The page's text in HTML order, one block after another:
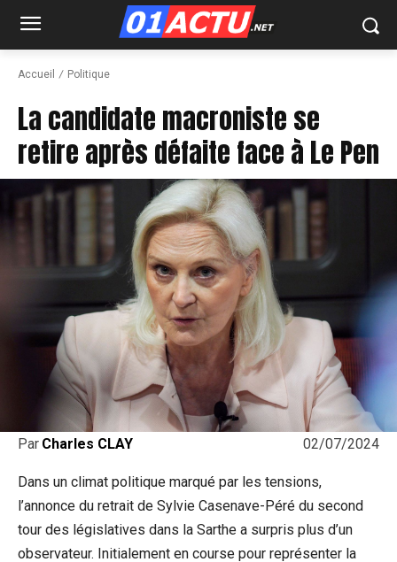
Accueil Politique
La candidate macroniste se
retire après défaite face à Le Pen
02/07/2024
Par Charles CLAY
Dans un climat politique marqué par les tensions,
l’annonce du retrait de Sylvie Casenave-Péré du second
tour des législatives dans la Sarthe a surpris plus d’un
observateur. Initialement en course pour représenter la